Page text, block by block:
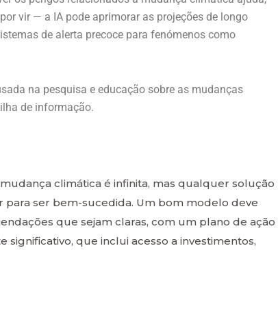
vir — a IA pode aprimorar as projeções de longo
de alerta precoce para fenómenos como
na pesquisa e educação sobre as mudanças
de informação.
climática é infinita, mas qualquer solução
para ser bem-sucedida. Um bom modelo deve
que sejam claras, com um plano de ação
que inclui acesso a investimentos,